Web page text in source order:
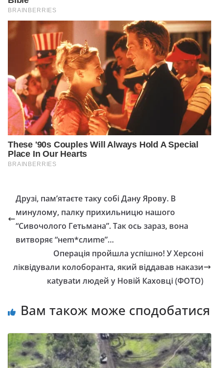
Друзі, пам’ятаєте таку собі Дану Ярову. В
минулому, палку прихильницю нашого
“Сивочолого Гетьмана”. Так ось зараз, вона
витворяє “неm*слиmе”…
Операція пройшла успішно! У Херсоні
ліквідували колоборанта, який віддавав накази
каtуваtи людей у Новій Каховці (ФОТО)
Вам також може сподобатися